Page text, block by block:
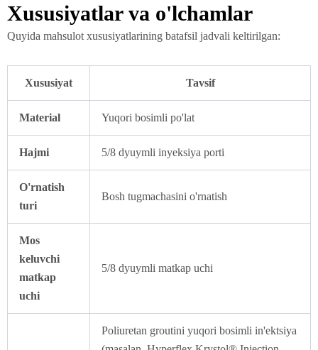
Xususiyatlar va o'lchamlar
Quyida mahsulot xususiyatlarining batafsil jadvali keltirilgan:
Xususiyat Tavsif
Material Yuqori bosimli po'lat
Hajmi 5/8 dyuymli inyeksiya porti
O'rnatish
turi
Bosh tugmachasini o'rnatish
Mos
keluvchi
matkap
uchi
5/8 dyuymli matkap uchi
Poliuretan groutini yuqori bosimli in'ektsiya